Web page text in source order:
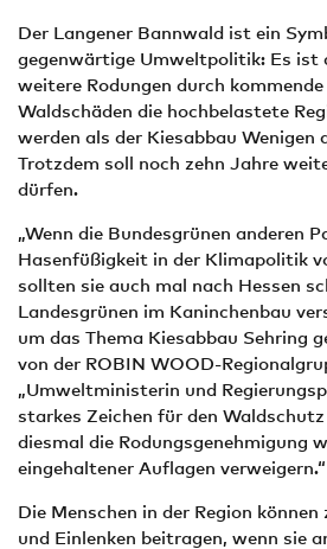
Der Langener Bannwald ist ein
gegenwärtige Umweltpolitik: Es ist
weitere Rodungen durch
Waldschäden die hochbelastete
werden als der Kiesabbau Wenigen
Trotzdem soll noch zehn Jahre
dürfen.
„Wenn die Bundesgrünen anderen
Hasenfüßigkeit in der Klimapolitik
sollten sie auch mal nach Hessen
Landesgrünen im Kaninchenbau
um das Thema Kiesabbau Sehring
von der ROBIN WOOD-
„Umweltministerin und
starkes Zeichen für den
diesmal die Rodungsgenehmigung
eingehaltener Auflagen verweigern.“
Die Menschen in der Region können
und Einlenken beitragen, wenn sie